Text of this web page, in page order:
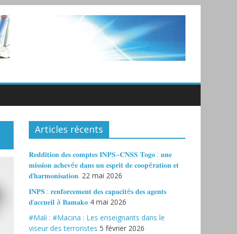
Articles récents
𝐑𝐞𝐝𝐝𝐢𝐭𝐢𝐨𝐧 𝐝𝐞𝐬 𝐜𝐨𝐦𝐩𝐭𝐞𝐬 𝐈𝐍𝐏𝐒–𝐂𝐍𝐒𝐒 𝐓𝐨𝐠𝐨 : 𝐮𝐧𝐞
𝐦𝐢𝐬𝐬𝐢𝐨𝐧 𝐚𝐜𝐡𝐞𝐯é𝐞 𝐝𝐚𝐧𝐬 𝐮𝐧 𝐞𝐬𝐩𝐫𝐢𝐭 𝐝𝐞 𝐜𝐨𝐨𝐩é𝐫𝐚𝐭𝐢𝐨𝐧 𝐞𝐭
𝐝’𝐡𝐚𝐫𝐦𝐨𝐧𝐢𝐬𝐚𝐭𝐢𝐨𝐧. 22 mai 2026
𝐈𝐍𝐏𝐒 : 𝐫𝐞𝐧𝐟𝐨𝐫𝐜𝐞𝐦𝐞𝐧𝐭 𝐝𝐞𝐬 𝐜𝐚𝐩𝐚𝐜𝐢𝐭é𝐬 𝐝𝐞𝐬 𝐚𝐠𝐞𝐧𝐭𝐬
𝐝’𝐚𝐜𝐜𝐮𝐞𝐢𝐥 à 𝐁𝐚𝐦𝐚𝐤𝐨 4 mai 2026
#Mali : #Macina : Les enseignants dans le
viseur des terroristes 5 février 2026